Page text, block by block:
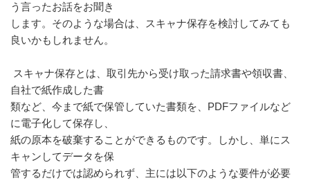
う言ったお話をお聞き
します。そのような場合は、スキャナ保存を検討してみても
良いかもしれません。
スキャナ保存とは、取引先から受け取った請求書や領収書、
自社で紙作成した書
類など、今まで紙で保管していた書類を、PDFファイルなど
に電子化して保存し、
紙の原本を破棄することができるものです。しかし、単にス
キャンしてデータを保
管するだけでは認められず、主には以下のような要件が必要